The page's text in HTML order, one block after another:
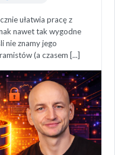
ułatwia pracę z
nawet tak wygodne
nie znamy jego
(a czasem [...]